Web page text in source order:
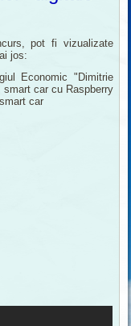
pot fi vizualizate
jos:
Economic "Dimitrie
car cu Raspberry
car